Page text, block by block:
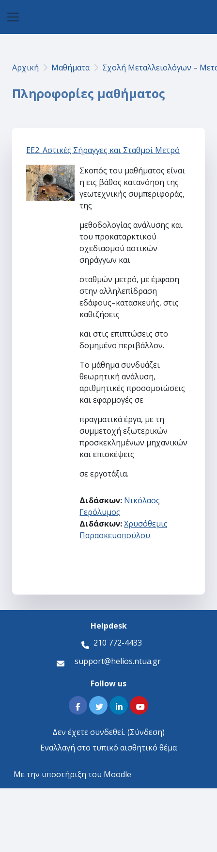
Αρχική Μαθήματα Σχολή Μεταλλειολόγων –
Πληροφορίες μαθήματος
ΕΕ2. Αστικές Σήραγγες και Σταθμοί Μετρό
Σκοπός του μαθήματος είναι
η εις βάθος κατανόηση της
γεωτεχνικής συμπεριφοράς,
της
μεθοδολογίας ανάλυσης και
του προκαταρκτικού
σχεδιασμού αστικών
σηράγγων και
σταθμών μετρό, με έμφαση
στην αλληλεπίδραση
εδάφους–κατασκευής, στις
καθιζήσεις
και στις επιπτώσεις στο
δομημένο περιβάλλον.
Το μάθημα συνδυάζει
θεωρητική ανάλυση,
αριθμητικές προσομοιώσεις
και εφαρμογές σε
πραγματικά έργα, με τη
συμμετοχή εξωτερικών
προσκεκλημένων μηχανικών
και επισκέψεις
σε εργοτάξια.
Διδάσκων: Νικόλαος
Γερόλυμος
Διδάσκων:Χρυσόθεμις
Παρασκευοπούλου
Helpdesk
210 772-4433
support@helios.ntua.gr
Follow us
Δεν έχετε συνδεθεί. (Σύνδεση)
Εναλλαγή στο τυπικό αισθητικό θέμα
Με την υποστήριξη του Moodle